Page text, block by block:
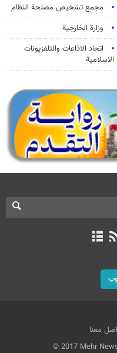
مجمع تشخيص مصلحة النظام
وزارة الخارجية
اتحاد الاذاعات والتلفزيونات
الاسلامية
معنا
© 2017 Mehr